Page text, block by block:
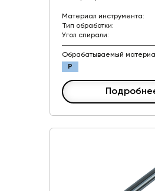
Материал инструмента:
Тип обработки:
Угол спирали:
Обрабатываемый
P